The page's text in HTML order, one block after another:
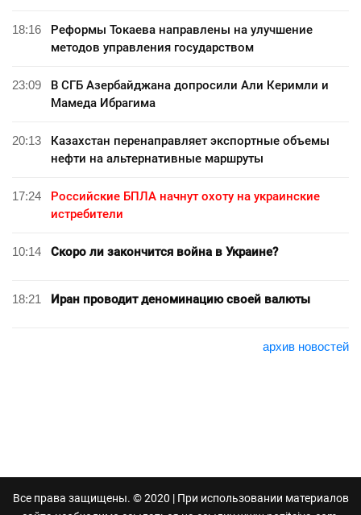
18:16
Реформы Токаева направлены на улучшение
методов управления государством
23:09
В СГБ Азербайджана допросили Али Керимли и
Мамеда Ибрагима
20:13
Казахстан перенаправляет экспортные объемы
нефти на альтернативные маршруты
17:24
Российские БПЛА начнут охоту на украинские
истребители
10:14 Скоро ли закончится война в Украине?
18:21 Иран проводит деноминацию своей валюты
архив новостей
Все права защищены. © 2020 | При использовании материалов